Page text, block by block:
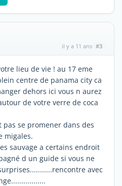
il y a 11 ans #3
lieu de vie ! au 17 eme
centre de panama city ca
dehors ici vous n aurez
de votre verre de coca
se promener dans des
migales.
sauvage a certains endroit
d un guide si vous ne
avec